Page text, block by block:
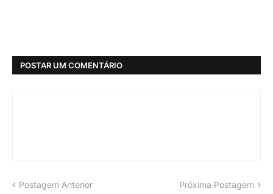
POSTAR UM COMENTÁRIO
Postagem Anterior Próxima Postagem